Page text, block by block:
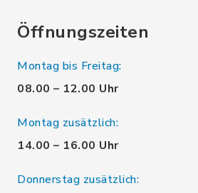
Öffnungszeiten
Montag bis Freitag:
08.00 – 12.00 Uhr
Montag zusätzlich:
14.00 – 16.00 Uhr
Donnerstag zusätzlich: